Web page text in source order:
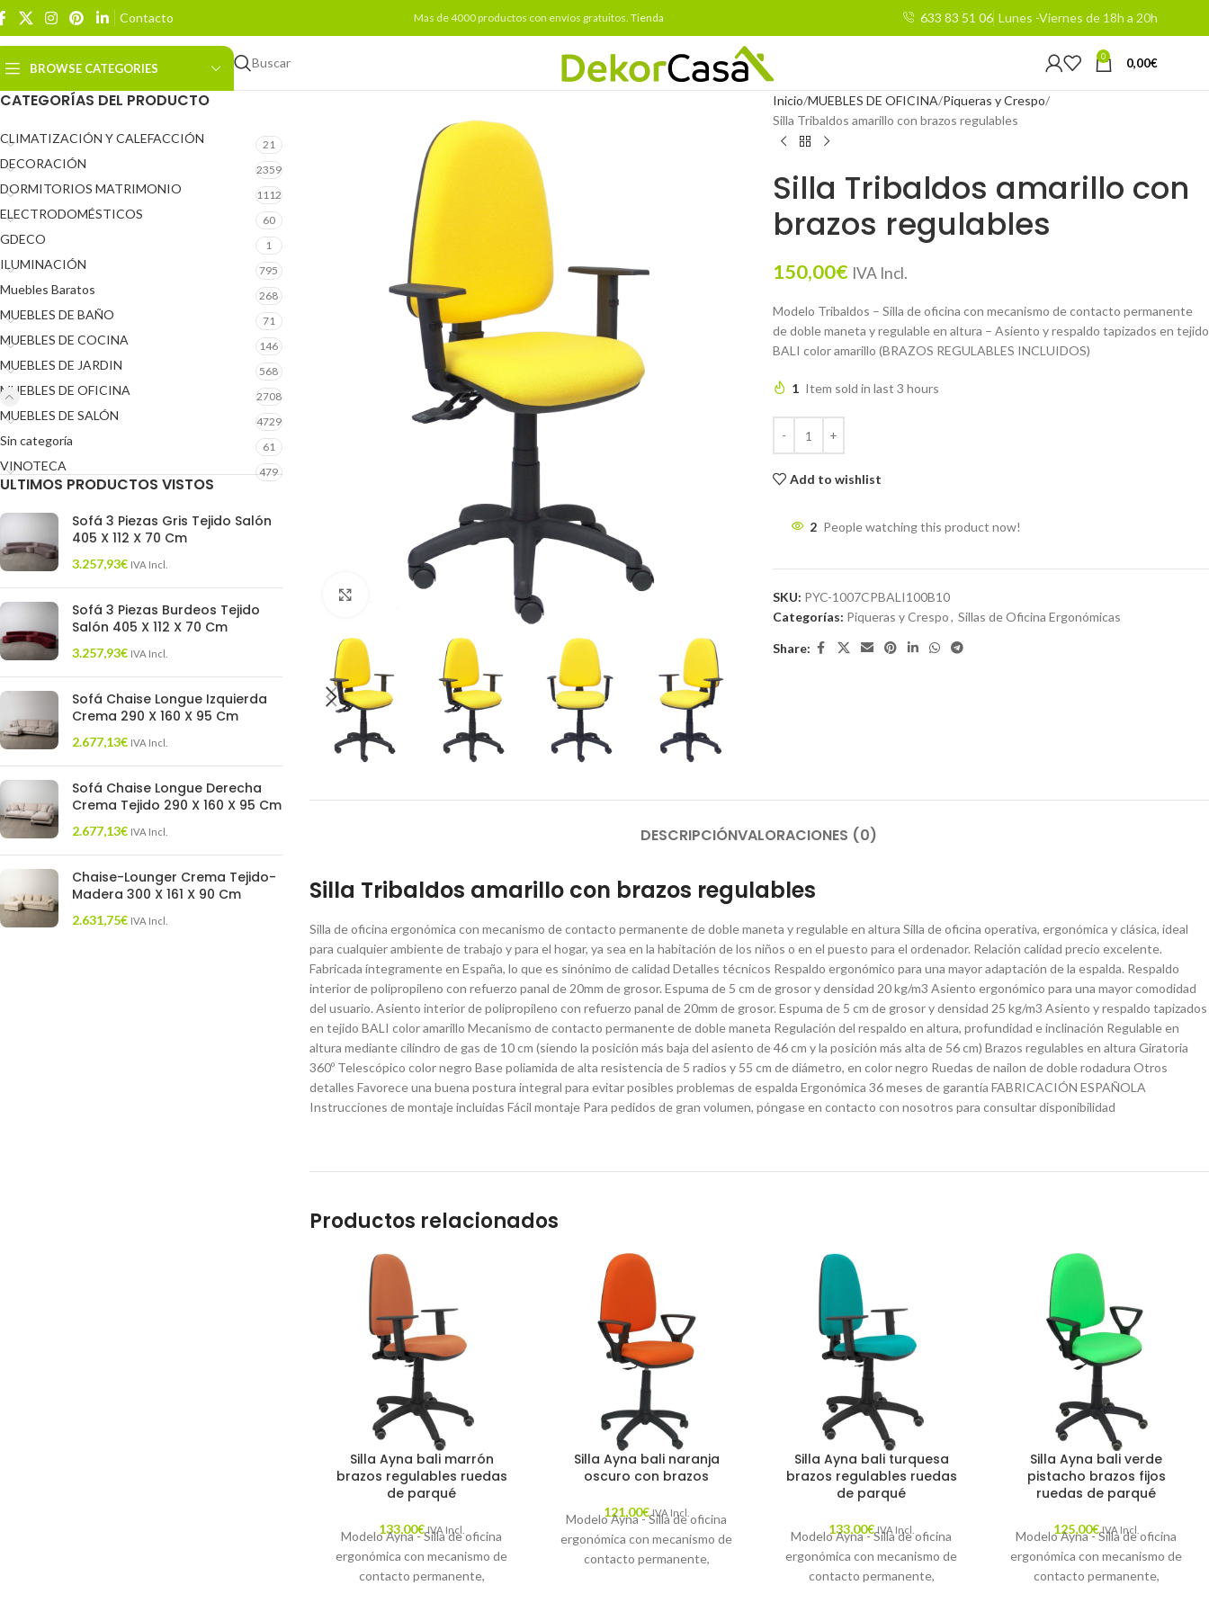
Contacto Mas de 4000 productos con envíos gratuitos. Tienda 633 83 51 06 Lunes -Viernes de 18h a 20h
BROWSE CATEGORIES Buscar 0 0,00€
CATEGORÍAS DEL PRODUCTO
CLIMATIZACIÓN Y CALEFACCIÓN 21
DECORACIÓN 2359
DORMITORIOS MATRIMONIO 1112
ELECTRODOMÉSTICOS 60
GDECO 1
ILUMINACIÓN 795
Muebles Baratos 268
MUEBLES DE BAÑO 71
MUEBLES DE COCINA 146
MUEBLES DE JARDIN 568
MUEBLES DE OFICINA 2708
MUEBLES DE SALÓN 4729
Sin categoría 61
VINOTECA 479
ULTIMOS PRODUCTOS VISTOS
Sofá 3 Piezas Gris Tejido Salón
405 X 112 X 70 Cm
3.257,93€ IVA Incl.
Sofá 3 Piezas Burdeos Tejido
Salón 405 X 112 X 70 Cm
3.257,93€ IVA Incl.
Sofá Chaise Longue Izquierda
Crema 290 X 160 X 95 Cm
2.677,13€ IVA Incl.
Sofá Chaise Longue Derecha
Crema Tejido 290 X 160 X 95 Cm
2.677,13€ IVA Incl.
Chaise-Lounger Crema Tejido-
Madera 300 X 161 X 90 Cm
2.631,75€ IVA Incl.
Inicio MUEBLES DE OFICINA Piqueras y Crespo
Silla Tribaldos amarillo con brazos regulables
Silla Tribaldos amarillo con
brazos regulables
150,00€ IVA Incl.
Modelo Tribaldos – Silla de oficina con mecanismo de contacto permanente
de doble maneta y regulable en altura – Asiento y respaldo tapizados en tejido
BALI color amarillo (BRAZOS REGULABLES INCLUIDOS)
1 Item sold in last 3 hours
Add to wishlist
2 People watching this product now!
SKU: PYC-1007CPBALI100B10
Categorías: Piqueras y Crespo, Sillas de Oficina Ergonómicas
Share:
DESCRIPCIÓNVALORACIONES (0)
Silla Tribaldos amarillo con brazos regulables
Silla de oficina ergonómica con mecanismo de contacto permanente de doble maneta y regulable en altura Silla de oficina operativa, ergonómica y clásica, ideal
para cualquier ambiente de trabajo y para el hogar, ya sea en la habitación de los niños o en el puesto para el ordenador. Relación calidad precio excelente.
Fabricada íntegramente en España, lo que es sinónimo de calidad Detalles técnicos Respaldo ergonómico para una mayor adaptación de la espalda. Respaldo
interior de polipropileno con refuerzo panal de 20mm de grosor. Espuma de 5 cm de grosor y densidad 20 kg/m3 Asiento ergonómico para una mayor comodidad
del usuario. Asiento interior de polipropileno con refuerzo panal de 20mm de grosor. Espuma de 5 cm de grosor y densidad 25 kg/m3 Asiento y respaldo tapizados
en tejido BALI color amarillo Mecanismo de contacto permanente de doble maneta Regulación del respaldo en altura, profundidad e inclinación Regulable en
altura mediante cilindro de gas de 10 cm (siendo la posición más baja del asiento de 46 cm y la posición más alta de 56 cm) Brazos regulables en altura Giratoria
360º Telescópico color negro Base poliamida de alta resistencia de 5 radios y 55 cm de diámetro, en color negro Ruedas de nailon de doble rodadura Otros
detalles Favorece una buena postura integral para evitar posibles problemas de espalda Ergonómica 36 meses de garantía FABRICACIÓN ESPAÑOLA
Instrucciones de montaje incluidas Fácil montaje Para pedidos de gran volumen, póngase en contacto con nosotros para consultar disponibilidad
Productos relacionados
Silla Ayna bali marrón
brazos regulables ruedas
de parqué
133,00€ IVA Incl.
Modelo Ayna - Silla de oficina
ergonómica con mecanismo de
contacto permanente,
Silla Ayna bali naranja
oscuro con brazos
121,00€ IVA Incl.
Modelo Ayna - Silla de oficina
ergonómica con mecanismo de
contacto permanente,
Silla Ayna bali turquesa
brazos regulables ruedas
de parqué
133,00€ IVA Incl.
Modelo Ayna - Silla de oficina
ergonómica con mecanismo de
contacto permanente,
Silla Ayna bali verde
pistacho brazos fijos
ruedas de parqué
125,00€ IVA Incl.
Modelo Ayna - Silla de oficina
ergonómica con mecanismo de
contacto permanente,